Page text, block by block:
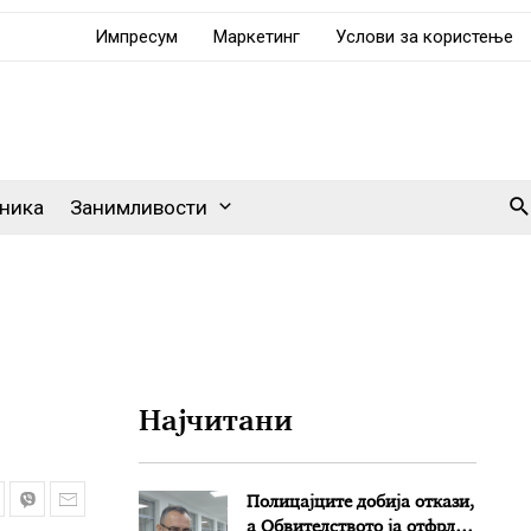
Импресум Маркетинг Услови за користење
Занимливости
Најчитани
Полицајците добија откази,
а Обвителството ја отфрли